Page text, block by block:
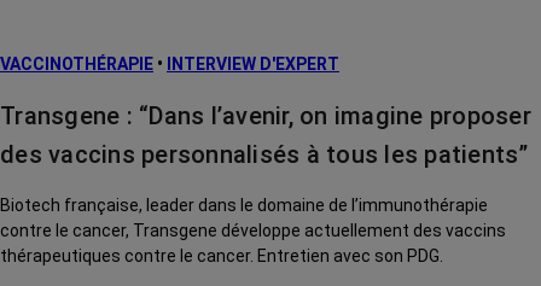
VACCINOTHÉRAPIE • INTERVIEW D'EXPERT
Transgene : “Dans l’avenir, on imagine proposer
des vaccins personnalisés à tous les patients”
Biotech française, leader dans le domaine de l’immunothérapie
contre le cancer, Transgene développe actuellement des vaccins
thérapeutiques contre le cancer. Entretien avec son PDG.